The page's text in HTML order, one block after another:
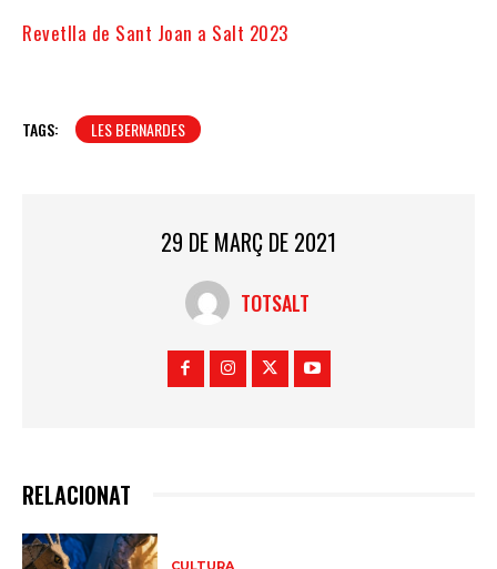
Revetlla de Sant Joan a Salt 2023
TAGS: LES BERNARDES
29 DE MARÇ DE 2021
TOTSALT
RELACIONAT
CULTURA